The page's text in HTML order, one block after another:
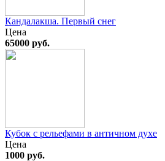
Кандалакша. Первый снег
Цена
65000 руб.
Кубок с рельефами в античном духе
Цена
1000 руб.